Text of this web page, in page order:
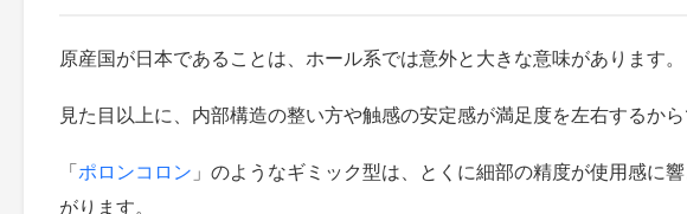
原産国が日本であることは、ホール系では意外と大きな意味があります。
見た目以上に、内部構造の整い方や触感の安定感が満足度を左右するから
「ポロンコロン 」のようなギミック型は、とくに細部の精度が使用感に
がります。